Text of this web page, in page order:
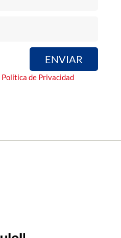
Política de Privacidad